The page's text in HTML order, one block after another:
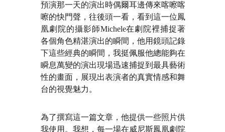
預演那一天的演出時偶爾耳邊傳來喀嚓喀
嚓的快門聲，往後頭一看，看到這一位鳳
凰劇院的攝影師Michele在劇院裡捕捉著
各個角色精湛演出的瞬間，他用鏡頭記錄
下這些經典的瞬間，我挺佩服他總能夠在
瞬息萬變的演出現場迅速捕捉到最具藝術
性的畫面，展現出表演者的真實情感和舞
台的視覺魅力。
為了撰寫這一篇文章，他提供一些照片供
我使用。我想，每一場在威尼斯鳳凰劇院